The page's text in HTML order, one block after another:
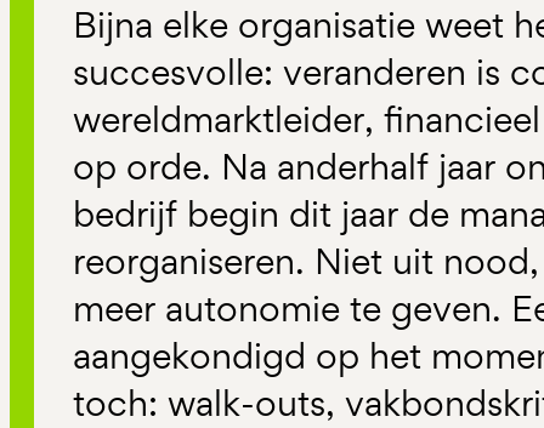
Bijna elke organisatie weet
succesvolle: veranderen is
wereldmarktleider,
op orde. Na anderhalf jaar
bedrijf begin dit jaar de
reorganiseren. Niet uit
meer autonomie te geven.
aangekondigd op het
toch: walk-outs,